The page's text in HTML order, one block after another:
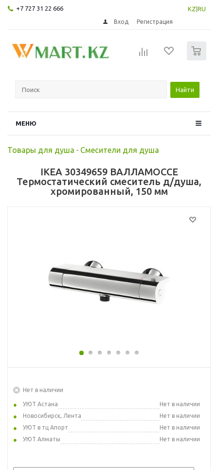
+7 727 31 22 666 KZ RU
Вход Регистрация
Найти
МЕНЮ
Товары для душа - Смесители для душа
IKEA 30349659 ВАЛЛАМОССЕ
Термостатический смеситель д/душа,
хромированный, 150 мм
Нет в наличии
УЮТ Астана
Нет в наличии
Новосибирск, Лента
Нет в наличии
УЮТ в тц Апорт
Нет в наличии
УЮТ Алматы
Нет в наличии